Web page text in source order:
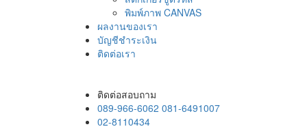
พิมพ์ภาพ CANVAS
ผลงานของเรา
บัญชีชำระเงิน
ติดต่อเรา
ติดต่อสอบถาม
089-966-6062 081-6491007
02-8110434